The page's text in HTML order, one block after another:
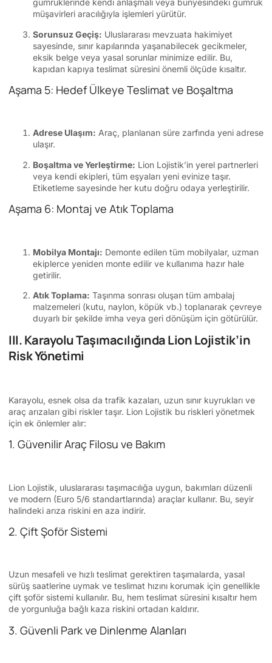
gümrüklerinde kendi anlaşmalı veya bünyesindeki gümrük
müşavirleri aracılığıyla işlemleri yürütür.
Sorunsuz Geçiş: Uluslararası mevzuata hakimiyet
sayesinde, sınır kapılarında yaşanabilecek gecikmeler,
eksik belge veya yasal sorunlar minimize edilir. Bu,
kapıdan kapıya teslimat süresini önemli ölçüde kısaltır.
Aşama 5: Hedef Ülkeye Teslimat ve Boşaltma
Adrese Ulaşım: Araç, planlanan süre zarfında yeni adrese
ulaşır.
Boşaltma ve Yerleştirme: Lion Lojistik’in yerel partnerleri
veya kendi ekipleri, tüm eşyaları yeni evinize taşır.
Etiketleme sayesinde her kutu doğru odaya yerleştirilir.
Aşama 6: Montaj ve Atık Toplama
Mobilya Montajı: Demonte edilen tüm mobilyalar, uzman
ekiplerce yeniden monte edilir ve kullanıma hazır hale
getirilir.
Atık Toplama: Taşınma sonrası oluşan tüm ambalaj
malzemeleri (kutu, naylon, köpük vb.) toplanarak çevreye
duyarlı bir şekilde imha veya geri dönüşüm için götürülür.
III. Karayolu Taşımacılığında Lion Lojistik’in
Risk Yönetimi
Karayolu, esnek olsa da trafik kazaları, uzun sınır kuyrukları ve
araç arızaları gibi riskler taşır. Lion Lojistik bu riskleri yönetmek
için ek önlemler alır:
1. Güvenilir Araç Filosu ve Bakım
Lion Lojistik, uluslararası taşımacılığa uygun, bakımları düzenli
ve modern (Euro 5/6 standartlarında) araçlar kullanır. Bu, seyir
halindeki arıza riskini en aza indirir.
2. Çift Şoför Sistemi
Uzun mesafeli ve hızlı teslimat gerektiren taşımalarda, yasal
sürüş saatlerine uymak ve teslimat hızını korumak için genellikle
çift şoför sistemi kullanılır. Bu, hem teslimat süresini kısaltır hem
de yorgunluğa bağlı kaza riskini ortadan kaldırır.
3. Güvenli Park ve Dinlenme Alanları